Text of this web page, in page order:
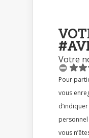
Votre
Pour participer à ce
vous
personnel qui
vous